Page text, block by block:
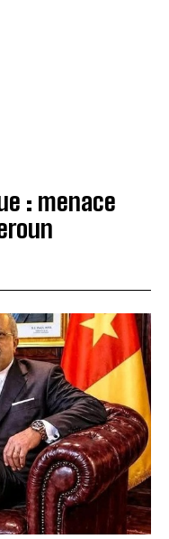
: menace